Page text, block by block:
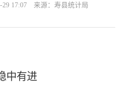
29 17:07 来源：寿县统计局
中有进